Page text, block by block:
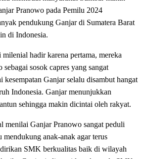
Pranowo pada Pemilu 2024
pendukung Ganjar di Sumatera Barat
di Indonesia.
hadir karena pertama, mereka
sosok capres yang sangat
kesempatan Ganjar selalu disambut hangat
Indonesia. Ganjar menunjukkan
sehingga makin dicintai oleh rakyat.
menilai Ganjar Pranowo sangat peduli
anak-anak agar terus
SMK berkualitas baik di wilayah